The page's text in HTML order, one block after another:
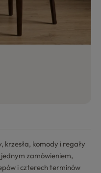
krzesła, komody i regały
zamówieniem,
i czterech terminów